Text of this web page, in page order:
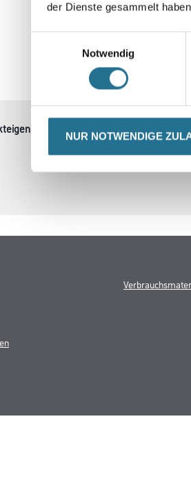
der Dienste gesammelt
Notwendig
NUR NOTWENDIGE
CURRENT
PRODUKTEIGENSCHAFTEN
- Für alle Walzen mit
- Kunststoffgriff klein